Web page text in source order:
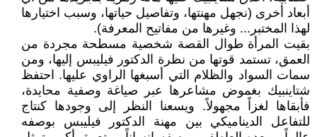
أبعاد أخرى (نجهل مهنتها، وتفاصيل حياتها، وسبب اختيارها
لهذا المختبر... وغيرها من مفاتيح المعرفة).
بقيت المرأة طوال القصة شخصية مسطحة مجردة من
العمق، تستمد قوتها من نظرة الدكتور فيليبس إليها، ومن
سمات السواد والظلام التي أسبغها الراوي عليها. احتفظ
شتاينبيك بغموض مشاعرها عبر صياغة وصفية محايدة،
فأبقاها لغزاً مجهولاً. ويسعنا النظر إلى وجودها كنتاج
للتفاعل الديناميكي بين مهنة الدكتور فيليبس بوصفه